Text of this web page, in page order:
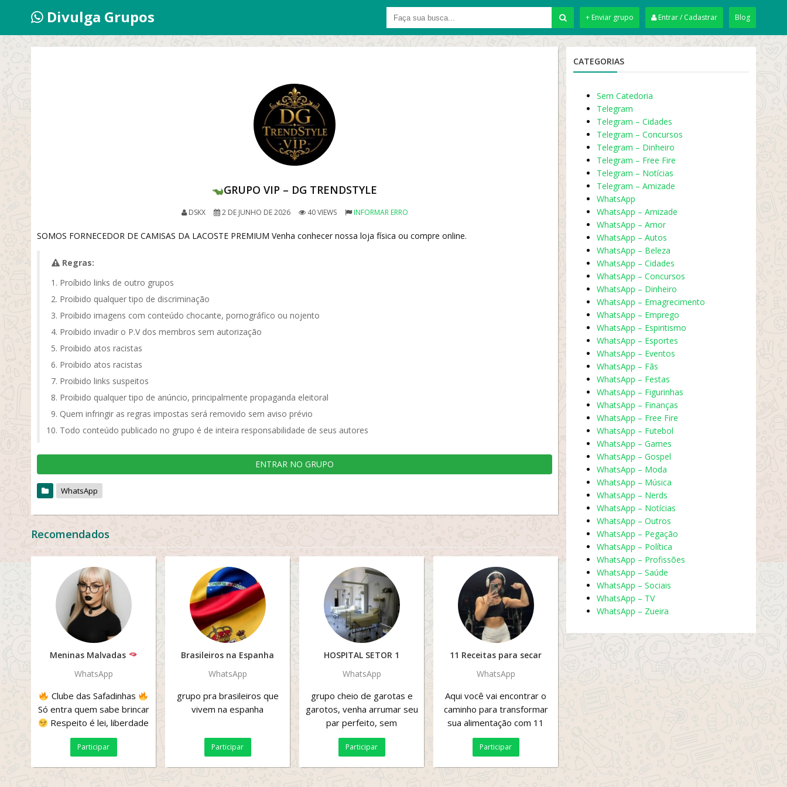
Divulga Grupos Blog
Entrar / Cadastrar
+ Enviar grupo
GRUPO VIP – DG TRENDSTYLE
DSKX 2 DE JUNHO DE 2026 40 VIEWS INFORMAR ERRO
SOMOS FORNECEDOR DE CAMISAS DA LACOSTE PREMIUM Venha conhecer nossa loja física ou compre online.
Regras:
Proíbido links de outro grupos
Proibido qualquer tipo de discriminação
Proibido imagens com conteúdo chocante, pornográfico ou nojento
Proibido invadir o P.V dos membros sem autorização
Proibido atos racistas
Proibido atos racistas
Proibido links suspeitos
Proibido qualquer tipo de anúncio, principalmente propaganda eleitoral
Quem infringir as regras impostas será removido sem aviso prévio
Todo conteúdo publicado no grupo é de inteira responsabilidade de seus autores
ENTRAR NO GRUPO
WhatsApp
Recomendados
Meninas Malvadas
WhatsApp
Clube das Safadinhas
Só entra quem sabe brincar
Respeito é lei, liberdade
é tudo! Safadeza com...
Participar
Brasileiros na Espanha
WhatsApp
grupo pra brasileiros que
vivem na espanha
Participar
HOSPITAL SETOR 1
WhatsApp
grupo cheio de garotas e
garotos, venha arrumar seu
par perfeito, sem
preconceito, enganação e
dificuldade, ache seu...
Participar
11 Receitas para secar
WhatsApp
Aqui você vai encontrar o
caminho para transformar
sua alimentação com 11
receitas práticas,
saborosas e focadas em...
Participar
CATEGORIAS
Sem Catedoria
Telegram
Telegram – Cidades
Telegram – Concursos
Telegram – Dinheiro
Telegram – Free Fire
Telegram – Notícias
Telegram – Amizade
WhatsApp
WhatsApp – Amizade
WhatsApp – Amor
WhatsApp – Autos
WhatsApp – Beleza
WhatsApp – Cidades
WhatsApp – Concursos
WhatsApp – Dinheiro
WhatsApp – Emagrecimento
WhatsApp – Emprego
WhatsApp – Espiritismo
WhatsApp – Esportes
WhatsApp – Eventos
WhatsApp – Fãs
WhatsApp – Festas
WhatsApp – Figurinhas
WhatsApp – Finanças
WhatsApp – Free Fire
WhatsApp – Futebol
WhatsApp – Games
WhatsApp – Gospel
WhatsApp – Moda
WhatsApp – Música
WhatsApp – Nerds
WhatsApp – Notícias
WhatsApp – Outros
WhatsApp – Pegação
WhatsApp – Política
WhatsApp – Profissões
WhatsApp – Saúde
WhatsApp – Sociais
WhatsApp – TV
WhatsApp – Zueira